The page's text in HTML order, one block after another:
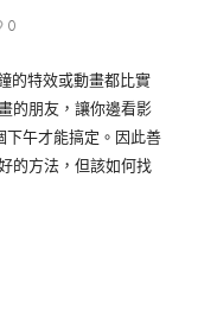
0
的特效或動畫都比實
的朋友，讓你邊看影
下午才能搞定。因此善
的方法，但該如何找